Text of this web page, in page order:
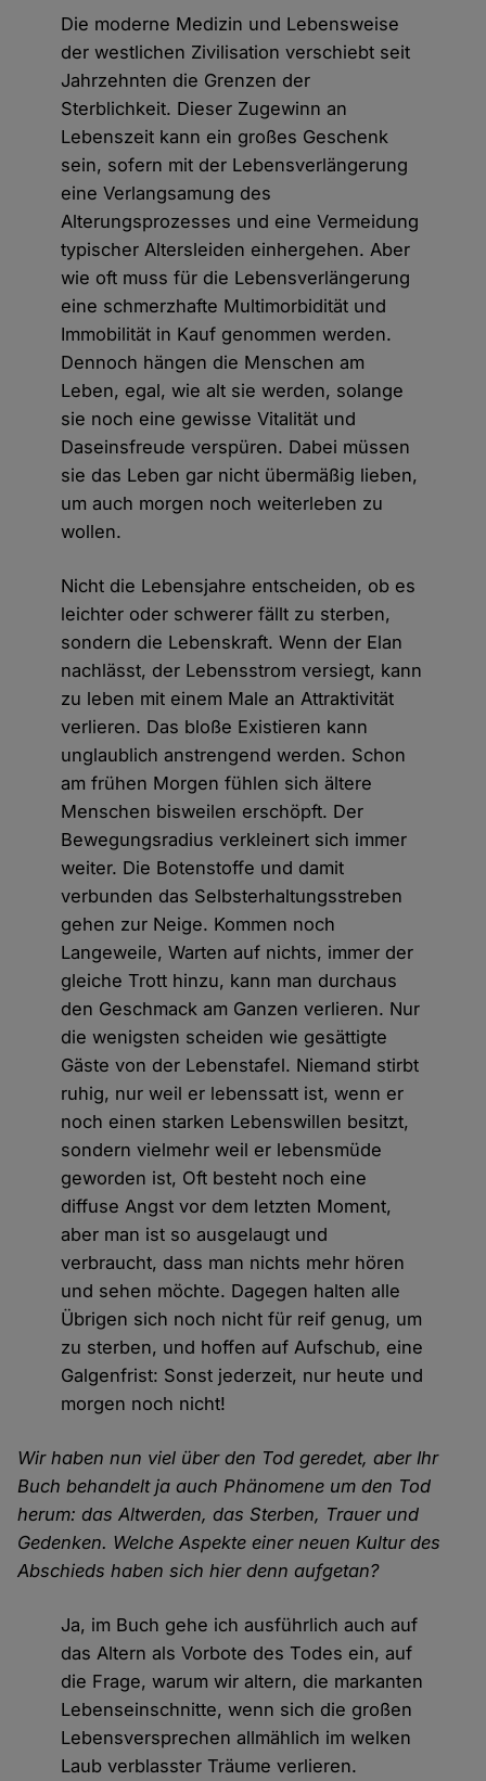
Die moderne Medizin und Lebensweise
der westlichen Zivilisation verschiebt seit
Jahrzehnten die Grenzen der
Sterblichkeit. Dieser Zugewinn an
Lebenszeit kann ein großes Geschenk
sein, sofern mit der Lebensverlängerung
eine Verlangsamung des
Alterungsprozesses und eine Vermeidung
typischer Altersleiden einhergehen. Aber
wie oft muss für die Lebensverlängerung
eine schmerzhafte Multimorbidität und
Immobilität in Kauf genommen werden.
Dennoch hängen die Menschen am
Leben, egal, wie alt sie werden, solange
sie noch eine gewisse Vitalität und
Daseinsfreude verspüren. Dabei müssen
sie das Leben gar nicht übermäßig lieben,
um auch morgen noch weiterleben zu
wollen.
Nicht die Lebensjahre entscheiden, ob es
leichter oder schwerer fällt zu sterben,
sondern die Lebenskraft. Wenn der Elan
nachlässt, der Lebensstrom versiegt, kann
zu leben mit einem Male an Attraktivität
verlieren. Das bloße Existieren kann
unglaublich anstrengend werden. Schon
am frühen Morgen fühlen sich ältere
Menschen bisweilen erschöpft. Der
Bewegungsradius verkleinert sich immer
weiter. Die Botenstoffe und damit
verbunden das Selbsterhaltungsstreben
gehen zur Neige. Kommen noch
Langeweile, Warten auf nichts, immer der
gleiche Trott hinzu, kann man durchaus
den Geschmack am Ganzen verlieren. Nur
die wenigsten scheiden wie gesättigte
Gäste von der Lebenstafel. Niemand stirbt
ruhig, nur weil er lebenssatt ist, wenn er
noch einen starken Lebenswillen besitzt,
sondern vielmehr weil er lebensmüde
geworden ist, Oft besteht noch eine
diffuse Angst vor dem letzten Moment,
aber man ist so ausgelaugt und
verbraucht, dass man nichts mehr hören
und sehen möchte. Dagegen halten alle
Übrigen sich noch nicht für reif genug, um
zu sterben, und hoffen auf Aufschub, eine
Galgenfrist: Sonst jederzeit, nur heute und
morgen noch nicht!
Wir haben nun viel über den Tod geredet, aber Ihr
Buch behandelt ja auch Phänomene um den Tod
herum: das Altwerden, das Sterben, Trauer und
Gedenken. Welche Aspekte einer neuen Kultur des
Abschieds haben sich hier denn aufgetan?
Ja, im Buch gehe ich ausführlich auch auf
das Altern als Vorbote des Todes ein, auf
die Frage, warum wir altern, die markanten
Lebenseinschnitte, wenn sich die großen
Lebensversprechen allmählich im welken
Laub verblasster Träume verlieren.